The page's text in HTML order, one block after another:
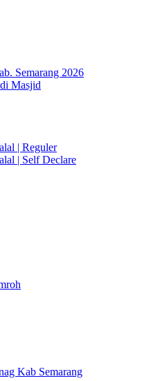
Semarang 2026
Masjid
| Reguler
| Self Declare
Kab Semarang